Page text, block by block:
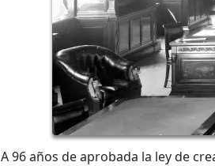
A 96 años de aprobada la ley de